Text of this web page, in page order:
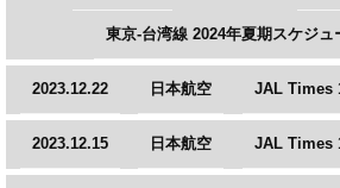
東京-台湾線 2024年夏期スケジュ
2023.12.22 日本航空 JAL Times
2023.12.15 日本航空 JAL Times